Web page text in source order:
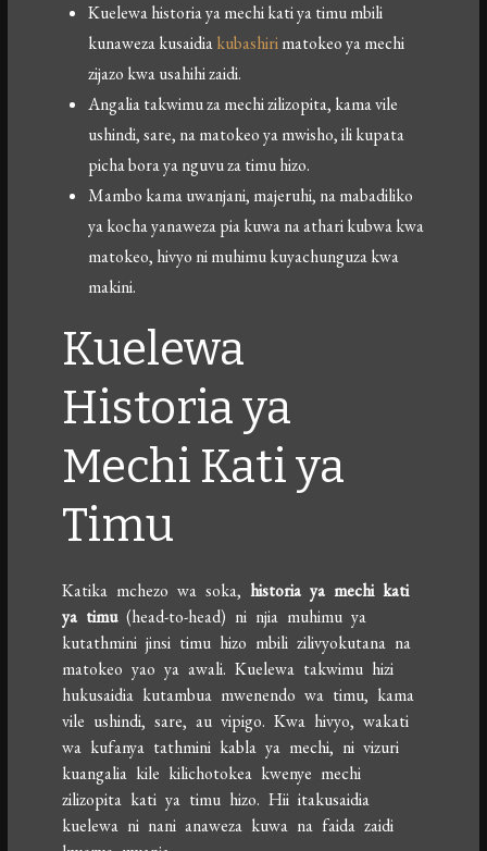
Kuelewa historia ya mechi kati ya timu mbili
kunaweza kusaidiakubashirimatokeo ya mechi
zijazo kwa usahihi zaidi.
Angalia takwimu za mechi zilizopita, kama vile
ushindi, sare, na matokeo ya mwisho, ili kupata
picha bora ya nguvu za timu hizo.
Mambo kama uwanjani, majeruhi, na mabadiliko
ya kocha yanaweza pia kuwa na athari kubwa kwa
matokeo, hivyo ni muhimu kuyachunguza kwa
makini.
Kuelewa
Historia ya
Mechi Kati ya
Timu
Katika mchezo wa soka,historia ya mechi kati
ya timu(head-to-head) ni njia muhimu ya
kutathmini jinsi timu hizo mbili zilivyokutana na
matokeo yao ya awali. Kuelewa takwimu hizi
hukusaidia kutambua mwenendo wa timu, kama
vile ushindi, sare, au vipigo. Kwa hivyo, wakati
wa kufanya tathmini kabla ya mechi, ni vizuri
kuangalia kile kilichotokea kwenye mechi
zilizopita kati ya timu hizo. Hii itakusaidia
kuelewa ni nani anaweza kuwa na faida zaidi